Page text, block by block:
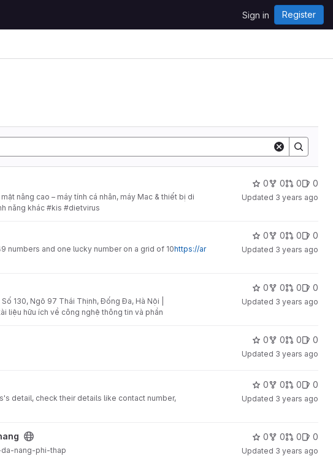
Sign in Register
nâng cao – máy tính cá nhân, máy Mac & thiết bị di
năng khác #kis #dietvirus
0 0 0 0
Updated 3 years ago
numbers and one lucky number on a grid of 10https://ar
0 0 0 0
Updated 3 years ago
| Số 130, Ngõ 97 Thái Thịnh, Đống Đa, Hà Nội |
liệu hữu ích về công nghệ thông tin và phần
0 0 0 0
Updated 3 years ago
0 0 0 0
Updated 3 years ago
detail, check their details like contact number,
0 0 0 0
Updated 3 years ago
nang-phi-thap
0 0 0 0
Updated 3 years ago